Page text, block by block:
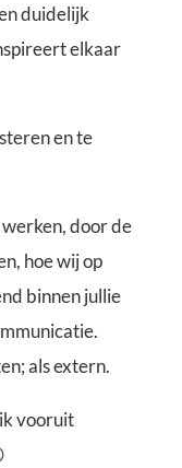
duidelijk
elkaar
en te
door de
hoe wij op
binnen jullie
als extern.
vooruit